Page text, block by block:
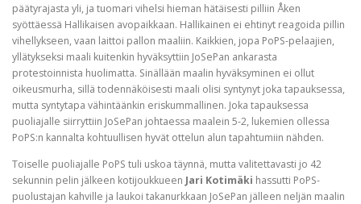
päätyrajasta yli, ja tuomari vihelsi hieman hätäisesti pilliin Åken
syöttäessä Hallikaisen avopaikkaan. Hallikainen ei ehtinyt reagoida pillin
vihellykseen, vaan laittoi pallon maaliin. Kaikkien, jopa PoPS-pelaajien,
yllätykseksi maali kuitenkin hyväksyttiin JoSePan ankarasta
protestoinnista huolimatta. Sinällään maalin hyväksyminen ei ollut
oikeusmurha, sillä todennäköisesti maali olisi syntynyt joka tapauksessa,
mutta syntytapa vähintäänkin eriskummallinen. Joka tapauksessa
puoliajalle siirryttiin JoSePan johtaessa maalein 5-2, lukemien ollessa
PoPS:n kannalta kohtuullisen hyvät ottelun alun tapahtumiin nähden.
Toiselle puoliajalle PoPS tuli uskoa täynnä, mutta valitettavasti jo 42
sekunnin pelin jälkeen kotijoukkueen Jari Kotimäki hassutti PoPS-
puolustajan kahville ja laukoi takanurkkaan JoSePan jälleen neljän maalin